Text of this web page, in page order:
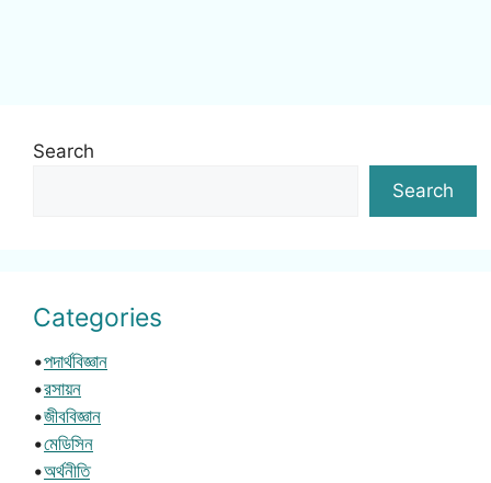
Search
Search
Categories
•পদার্থবিজ্ঞান
•রসায়ন
•জীববিজ্ঞান
•মেডিসিন
•অর্থনীতি